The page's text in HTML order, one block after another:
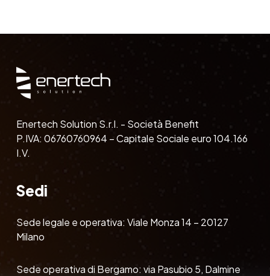
Enertech Solution S.r.l. - Società Benefit
P.IVA: 06760760964 – Capitale Sociale euro 104.166
I.V.
Sedi
Sede legale e operativa: Viale Monza 14 – 20127
Milano
Sede operativa di Bergamo: via Pasubio 5, Dalmine